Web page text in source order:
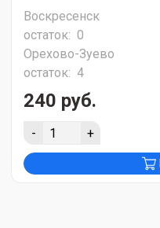
Воскресенск
остаток: 0
Орехово-Зуево
остаток: 4
240 руб.
- +